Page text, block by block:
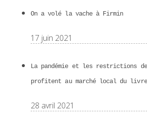
On a volé la vache à Firmin
17 juin 2021
La pandémie et les restrictions de
profitent au marché local du livre
28 avril 2021